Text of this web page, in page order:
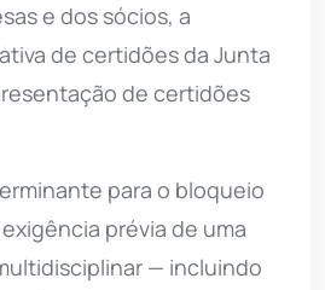
e dos sócios, a
de certidões da Junta
de certidões
para o bloqueio
prévia de uma
— incluindo